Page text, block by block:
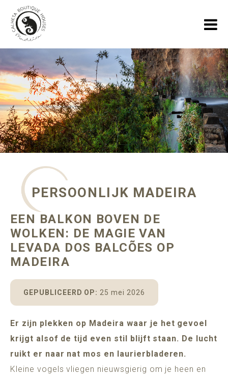
POMARMADEIRA
ADULTS ONLY (16+)
BESCHIKBAARHEID
HOME
VAKANTIEHUIZEN
GALLERY
OVER ONS
BLOGS OVER MADEIRA
PERSOONLIJK MADEIRA
EEN BALKON BOVEN DE
WOLKEN: DE MAGIE VAN
LEVADA DOS BALCÕES OP
MADEIRA
GEPUBLICEERD OP: 25 mei 2026
Er zijn plekken op Madeira waar je het gevoel
krijgt alsof de tijd even stil blijft staan. De lucht
ruikt er naar nat mos en laurierbladeren.
Kleine vogels vliegen nieuwsgierig om je heen en